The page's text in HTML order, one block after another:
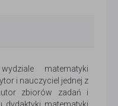
matematyki
i nauczyciel jednej z
zbiorów zadań i